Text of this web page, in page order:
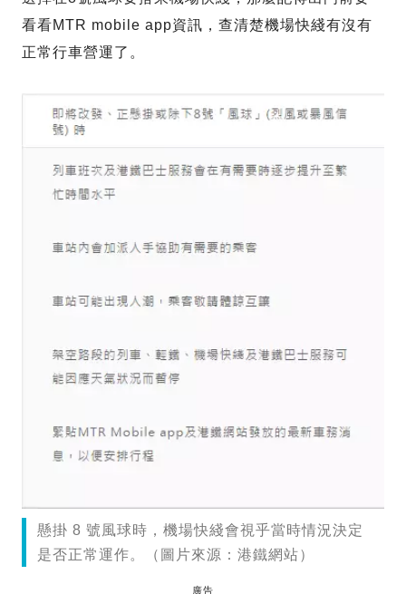
看看MTR mobile app資訊，查清楚機場快綫有沒有
正常行車營運了。
懸掛 8 號風球時，機場快綫會視乎當時情況決定
是否正常運作。（圖片來源：港鐵網站）
廣告